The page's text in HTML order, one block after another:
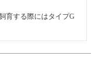
育する際にはタイプG